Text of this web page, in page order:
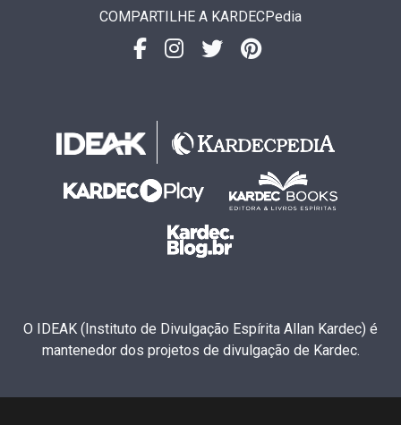
COMPARTILHE A KARDECPedia
O IDEAK (Instituto de Divulgação Espírita Allan Kardec) é
mantenedor dos projetos de divulgação de Kardec.